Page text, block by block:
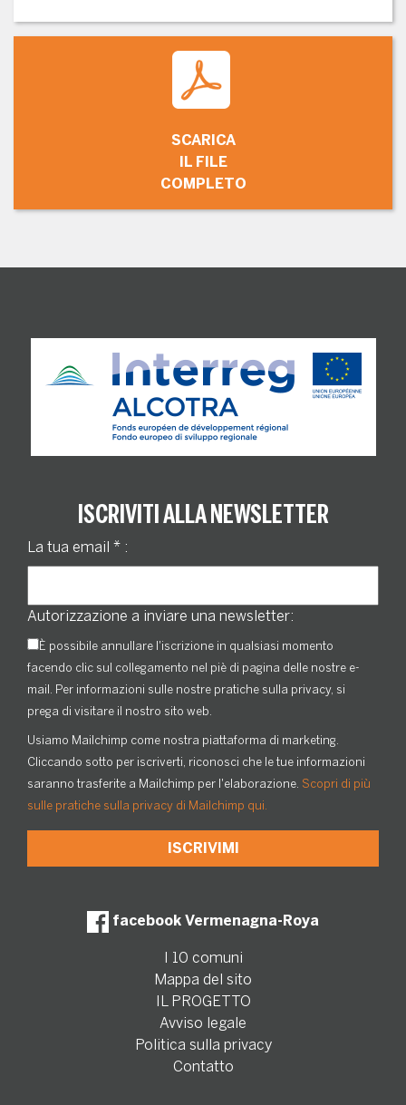
SCARICA
IL FILE
COMPLETO
ISCRIVITI ALLA NEWSLETTER
La tua email * :
Autorizzazione a inviare una newsletter:
È possibile annullare l'iscrizione in qualsiasi momento
facendo clic sul collegamento nel piè di pagina delle nostre e-
mail. Per informazioni sulle nostre pratiche sulla privacy, si
prega di visitare il nostro sito web.
Usiamo Mailchimp come nostra piattaforma di marketing.
Cliccando sotto per iscriverti, riconosci che le tue informazioni
saranno trasferite a Mailchimp per l'elaborazione. Scopri di più
sulle pratiche sulla privacy di Mailchimp qui.
facebook Vermenagna-Roya
I 10 comuni
Mappa del sito
IL PROGETTO
Avviso legale
Politica sulla privacy
Contatto